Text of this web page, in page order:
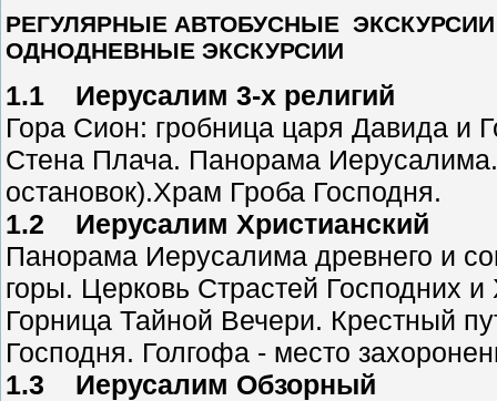
РЕГУЛЯРНЫЕ АВТОБУСНЫЕ
ОДНОДНЕВНЫЕ ЭКСКУРСИИ
1.1 Иерусалим 3-х религий
Гора Сион: гробница царя Давида и
Стена Плача. Панорама
остановок).Храм Гроба Господня.
1.2 Иерусалим Христианский
Панорама Иерусалима древнего и
горы. Церковь Страстей Господних
Горница Тайной Вечери. Крестный
Господня. Голгофа - место
1.3 Иерусалим Обзорный